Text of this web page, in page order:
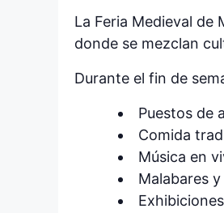
La Feria Medieval de
donde se mezclan
Durante el fin de
Puestos de
Comida
Música en
Malabares